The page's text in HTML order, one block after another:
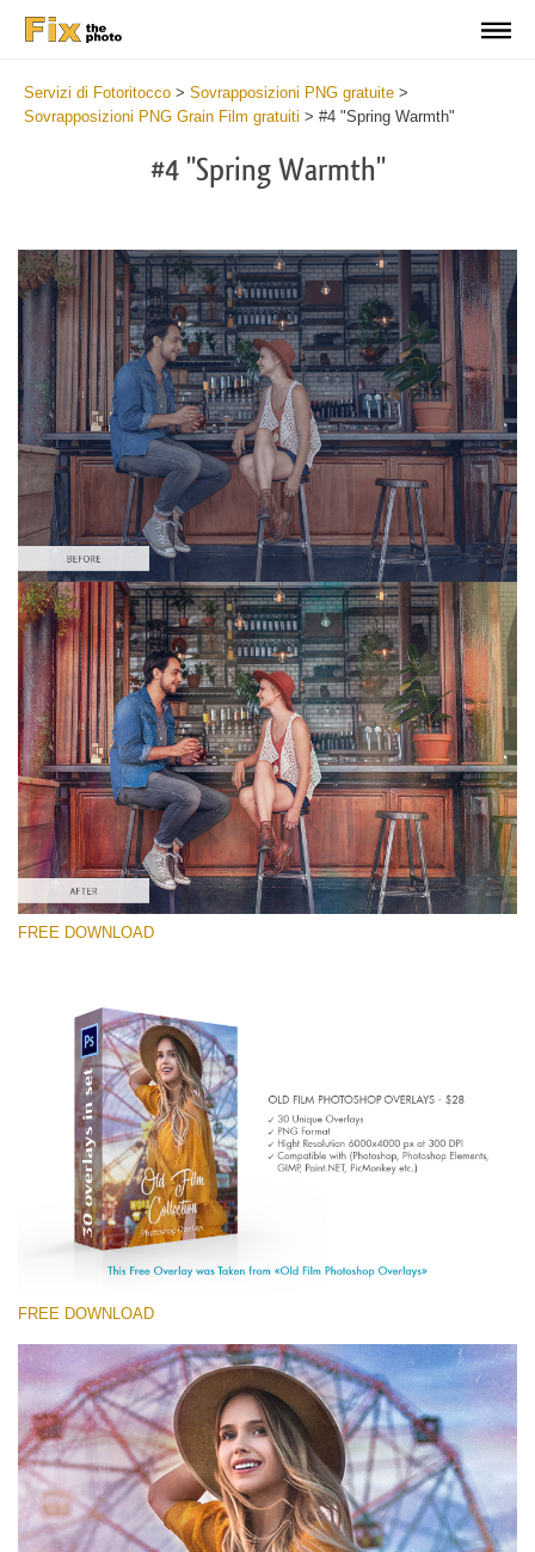
Servizi di Fotoritocco > Sovrapposizioni PNG gratuite >
Sovrapposizioni PNG Grain Film gratuiti > #4 "Spring Warmth"
#4 "Spring Warmth"
Si prega di Selezionare
Free PNG Overlay #4
Small 800*533px
Old Film
(30 Overlays)
Large 6000*4000px
Large 6000*4000px
Entire Collection
(1783 Overlays)
Large 6000*4000px
Download Gratuito
FREE DOWNLOAD
FREE DOWNLOAD